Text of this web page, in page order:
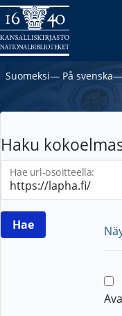
Suomeksi― På svenska―
Haku
Hae url-osoitteella: